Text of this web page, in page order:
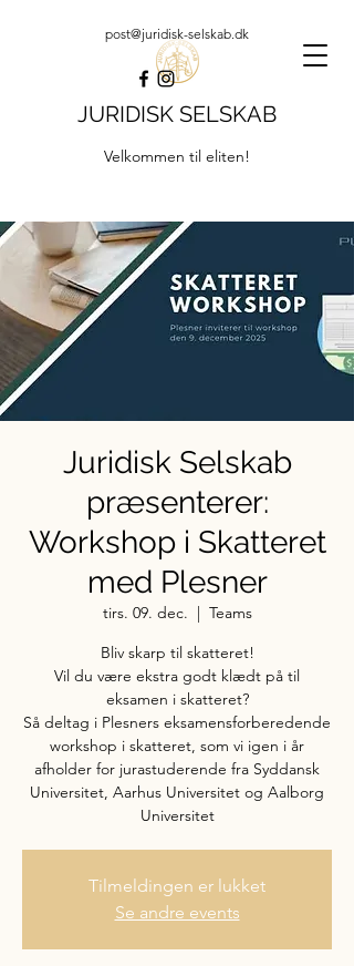
JURIDISK SELSKAB
Velkommen til eliten!
post@juridisk-selskab.dk
Juridisk Selskab
præsenterer:
Workshop i Skatteret
med Plesner
tirs. 09. dec.
  |
Teams
Bliv skarp til skatteret!
Vil du være ekstra godt klædt på til
eksamen i skatteret?
Så deltag i Plesners eksamensforberedende
workshop i skatteret, som vi igen i år
afholder for jurastuderende fra Syddansk
Universitet, Aarhus Universitet og Aalborg
Universitet
Tilmeldingen er lukket
Se andre events